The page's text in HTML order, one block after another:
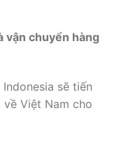
vận chuyển hàng
sẽ tiến
về Việt Nam cho